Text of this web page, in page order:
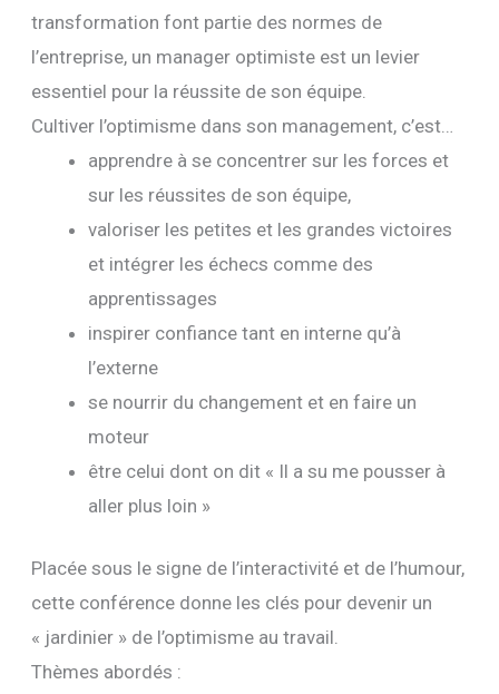
transformation font partie des normes de
l’entreprise, un manager optimiste est un levier
essentiel pour la réussite de son équipe.
Cultiver l’optimisme dans son management, c’est…
apprendre à se concentrer sur les forces et
sur les réussites de son équipe,
valoriser les petites et les grandes victoires
et intégrer les échecs comme des
apprentissages
inspirer confiance tant en interne qu’à
l’externe
se nourrir du changement et en faire un
moteur
être celui dont on dit « Il a su me pousser à
aller plus loin »
Placée sous le signe de l’interactivité et de l’humour,
cette conférence donne les clés pour devenir un
« jardinier » de l’optimisme au travail.
Thèmes abordés :